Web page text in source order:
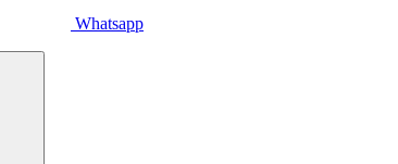
Whatsapp